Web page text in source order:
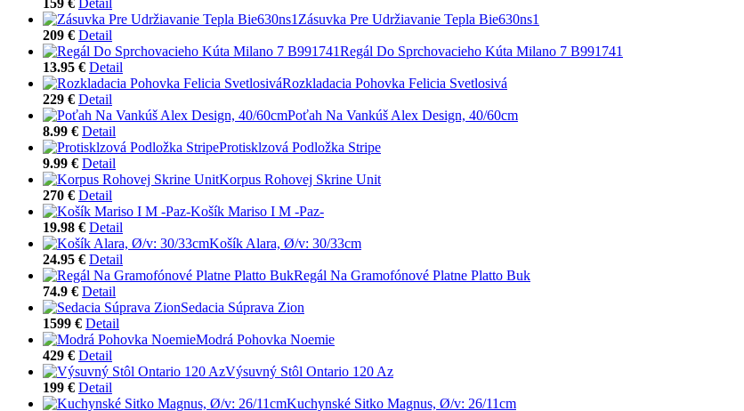
Zásuvka Pre Udržiavanie Tepla Bie630ns1
209 € Detail
Regál Do Sprchovacieho Kúta Milano 7 B991741
13.95 € Detail
Rozkladacia Pohovka Felicia Svetlosivá
229 € Detail
Poťah Na Vankúš Alex Design, 40/60cm
8.99 € Detail
Protisklzová Podložka Stripe
9.99 € Detail
Korpus Rohovej Skrine Unit
270 € Detail
Košík Mariso I M -Paz-
19.98 € Detail
Košík Alara, Ø/v: 30/33cm
24.95 € Detail
Regál Na Gramofónové Platne Platto Buk
74.9 € Detail
Sedacia Súprava Zion
1599 € Detail
Modrá Pohovka Noemie
429 € Detail
Výsuvný Stôl Ontario 120 Az
199 € Detail
Kuchynské Sitko Magnus, Ø/v: 26/11cm